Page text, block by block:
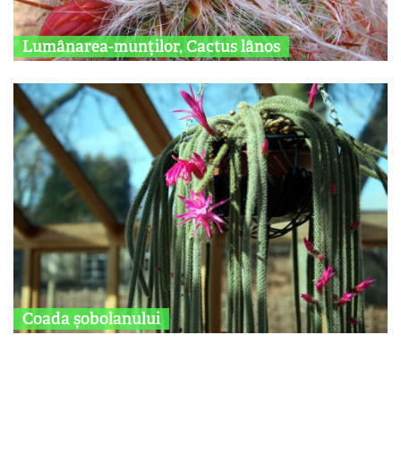
Lumânarea-munților, Cactus lânos
Coada șobolanului